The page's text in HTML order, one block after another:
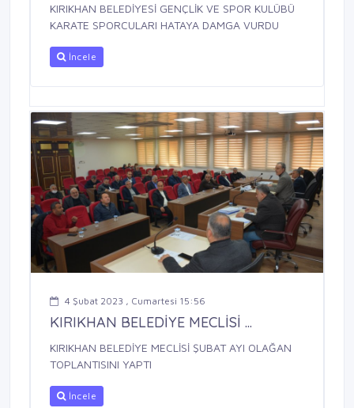
KIRIKHAN BELEDİYESİ GENÇLİK VE SPOR KULÜBÜ
KARATE SPORCULARI HATAYA DAMGA VURDU
İncele
4 Şubat 2023 , Cumartesi 15:56
KIRIKHAN BELEDİYE MECLİSİ ...
KIRIKHAN BELEDİYE MECLİSİ ŞUBAT AYI OLAĞAN
TOPLANTISINI YAPTI
İncele